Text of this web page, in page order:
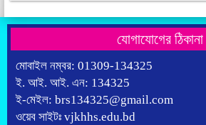
যোগাযোগের ঠিকানা
মোবাইল নম্বর: 01309-134325
ই. আই. আই. এন: 134325
ই-মেইল: brs134325@gmail.com
ওয়েব সাইটঃ vjkhhs.edu.bd